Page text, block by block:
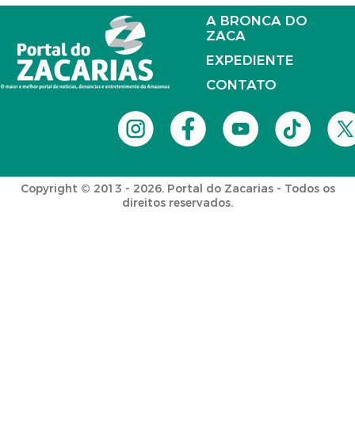
A BRONCA DO
ZACA
EXPEDIENTE
CONTATO
Copyright © 2013 - 2026. Portal do Zacarias - Todos os
direitos reservados.